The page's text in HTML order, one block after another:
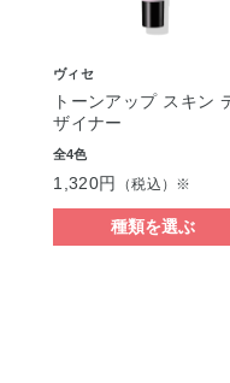
ヴィセ
トーンアップ スキン
ザイナー
全4色
1,320円 （税込）※
種類を選ぶ